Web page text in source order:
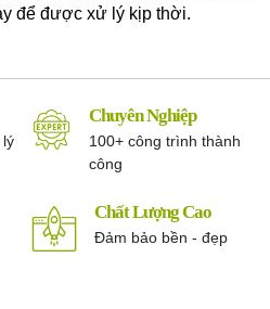
để được xử lý kịp thời.
lý
Chuyên Nghiệp
100+ công trình thành
công
Chất Lượng Cao
Đảm bảo bền - đẹp